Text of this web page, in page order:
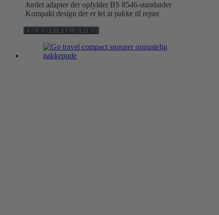
Jordet adapter der opfylder BS 8546-standarder
Kompakt design der er let at pakke til rejser
TILFØJ TIL KURV